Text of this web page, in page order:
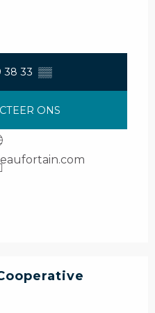
38 33 ▒▒
ONS